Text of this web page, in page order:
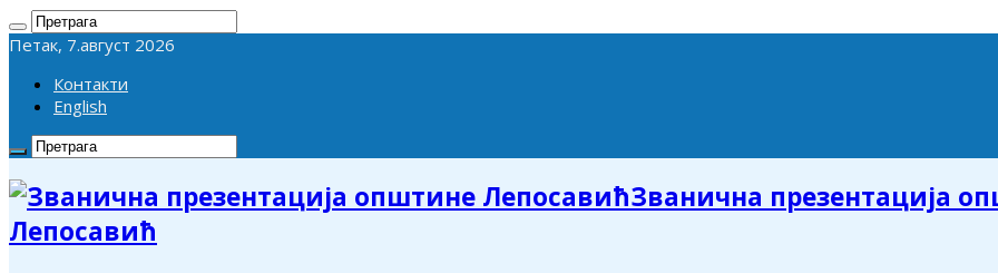
Петак, 7.август 2026
Контакти
English
Званична презентација
Лепосавић